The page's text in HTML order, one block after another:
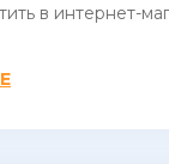
в интернет-